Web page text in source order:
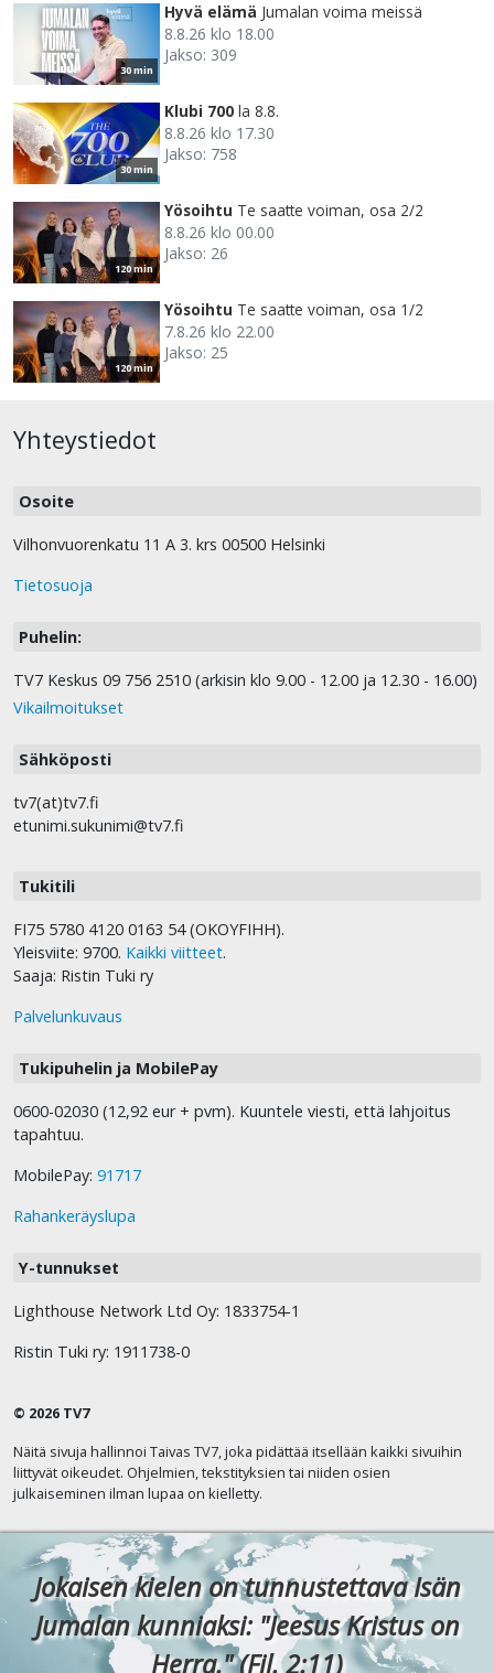
30 min
Hyvä elämä Jumalan voima meissä
8.8.26 klo 18.00
Jakso: 309
30 min
Klubi 700 la 8.8.
8.8.26 klo 17.30
Jakso: 758
120 min
Yösoihtu Te saatte voiman, osa 2/2
8.8.26 klo 00.00
Jakso: 26
120 min
Yösoihtu Te saatte voiman, osa 1/2
7.8.26 klo 22.00
Jakso: 25
Yhteystiedot
Osoite
Vilhonvuorenkatu 11 A 3. krs 00500 Helsinki
Tietosuoja
Puhelin:
TV7 Keskus 09 756 2510 (arkisin klo 9.00 - 12.00 ja 12.30 - 16.00)
Vikailmoitukset
Sähköposti
tv7(at)tv7.fi
etunimi.sukunimi@tv7.fi
Tukitili
FI75 5780 4120 0163 54 (OKOYFIHH).
Yleisviite: 9700. Kaikki viitteet.
Saaja: Ristin Tuki ry
Palvelunkuvaus
Tukipuhelin ja MobilePay
0600-02030 (12,92 eur + pvm). Kuuntele viesti, että lahjoitus
tapahtuu.
MobilePay: 91717
Rahankeräyslupa
Y-tunnukset
Lighthouse Network Ltd Oy: 1833754-1
Ristin Tuki ry: 1911738-0
© 2026 TV7
Näitä sivuja hallinnoi Taivas TV7, joka pidättää itsellään kaikki sivuihin
liittyvät oikeudet. Ohjelmien, tekstityksien tai niiden osien
julkaiseminen ilman lupaa on kielletty.
Jokaisen kielen on tunnustettava Isän
Jumalan kunniaksi: "Jeesus Kristus on
Herra." (Fil. 2:11)